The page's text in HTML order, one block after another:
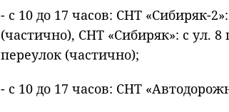
- с 10 до 17 часов: СНТ «Сибиряк-
(частично), СНТ «Сибиряк»: с ул.
переулок (частично);
- с 10 до 17 часов: СНТ